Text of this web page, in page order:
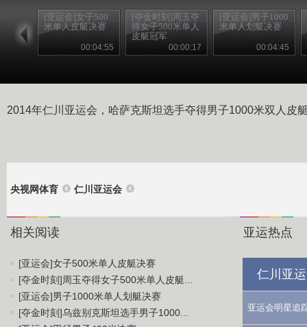
[亚运会]女子500
米单人皮艇决赛
00:04:55
[夺金时刻]周玉夺
得女子500米单人
皮艇冠军
00:00:17
[亚运会]男子1000
米单人划艇决赛
00:04:45
2014年仁川亚运会，哈萨克斯坦选手夺得男子1000米双人皮
央视网体育 仁川亚运会
相关阅读
[亚运会]女子500米单人皮艇决赛
[夺金时刻]周玉夺得女子500米单人皮艇...
[亚运会]男子1000米单人划艇决赛
[夺金时刻]乌兹别克斯坦选手男子1000...
亚运热点
仁川亚
亚运会明星追